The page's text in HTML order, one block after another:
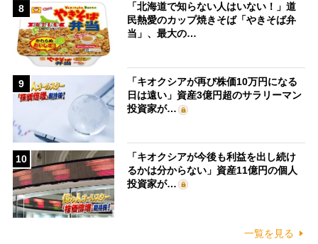
8
「北海道で知らない人はいない！」道
民熱愛のカップ焼きそば「やきそば弁
当」、最大の…
9
「キオクシアが再び株価10万円になる
日は遠い」資産3億円超のサラリーマン
投資家が…
10
「キオクシアが今後も利益を出し続け
るかは分からない」資産11億円の個人
投資家が…
一覧を見る